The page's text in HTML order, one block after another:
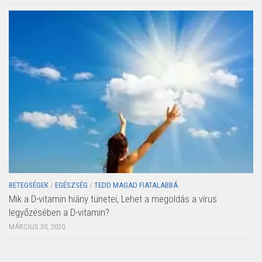
BETEGSÉGEK / EGÉSZSÉG / TEDD MAGAD FIATALABBÁ
Mik a D-vitamin hiány tünetei, Lehet a megoldás a vírus
legyőzésében a D-vitamin?
MÁRCIUS 30, 2020